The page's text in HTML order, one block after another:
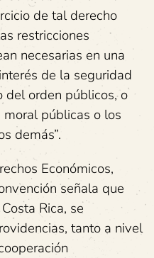
de tal derecho
restricciones
necesarias en una
de la seguridad
del orden públicos, o
públicas o los
demás”.
Económicos,
señala que
Rica, se
tanto a nivel